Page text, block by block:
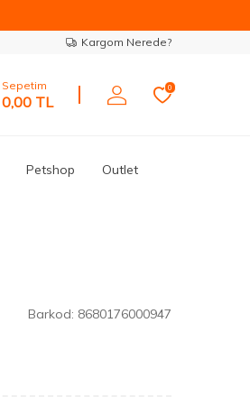
Kargom Nerede?
Sepetim
0,00 TL
0
Petshop Outlet
Barkod: 8680176000947